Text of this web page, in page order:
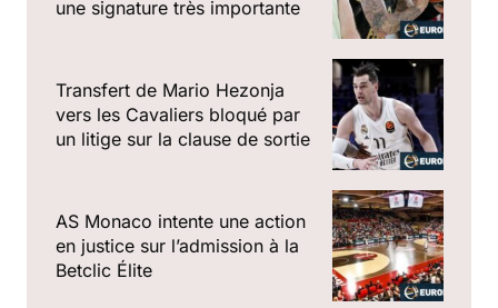
une signature très importante
Transfert de Mario Hezonja
vers les Cavaliers bloqué par
un litige sur la clause de sortie
AS Monaco intente une action
en justice sur l’admission à la
Betclic Élite